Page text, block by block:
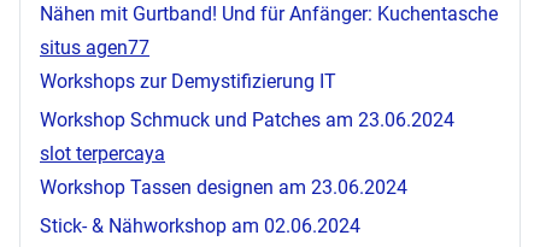
Nähen mit Gurtband! Und für Anfänger: Kuchentasche
situs agen77
Workshops zur Demystifizierung IT
Workshop Schmuck und Patches am 23.06.2024
slot terpercaya
Workshop Tassen designen am 23.06.2024
Stick- & Nähworkshop am 02.06.2024